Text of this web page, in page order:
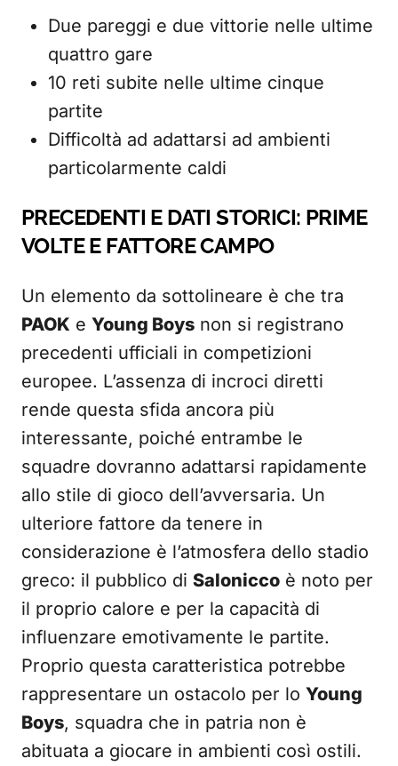
Due pareggi e due vittorie nelle ultime
quattro gare
10 reti subite nelle ultime cinque
partite
Difficoltà ad adattarsi ad ambienti
particolarmente caldi
PRECEDENTI E DATI STORICI: PRIME
VOLTE E FATTORE CAMPO
Un elemento da sottolineare è che tra
PAOK e Young Boys non si registrano
precedenti ufficiali in competizioni
europee. L’assenza di incroci diretti
rende questa sfida ancora più
interessante, poiché entrambe le
squadre dovranno adattarsi rapidamente
allo stile di gioco dell’avversaria. Un
ulteriore fattore da tenere in
considerazione è l’atmosfera dello stadio
greco: il pubblico di Salonicco è noto per
il proprio calore e per la capacità di
influenzare emotivamente le partite.
Proprio questa caratteristica potrebbe
rappresentare un ostacolo per lo Young
Boys, squadra che in patria non è
abituata a giocare in ambienti così ostili.